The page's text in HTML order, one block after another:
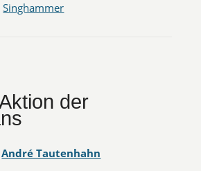
Singhammer
der
André Tautenhahn